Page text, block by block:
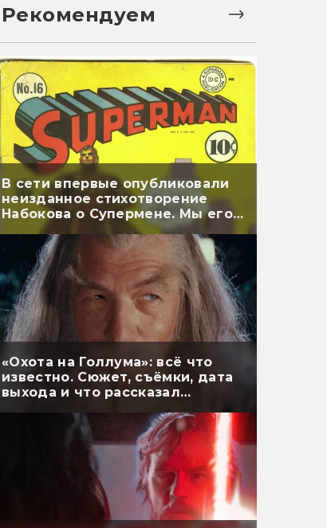
Рекомендуем
В сети впервые опубликовали
неизданное стихотворение
Набокова о Супермене. Мы его
перевели
«Охота на Голлума»: всё что
известно. Сюжет, съёмки, дата
выхода и что рассказал